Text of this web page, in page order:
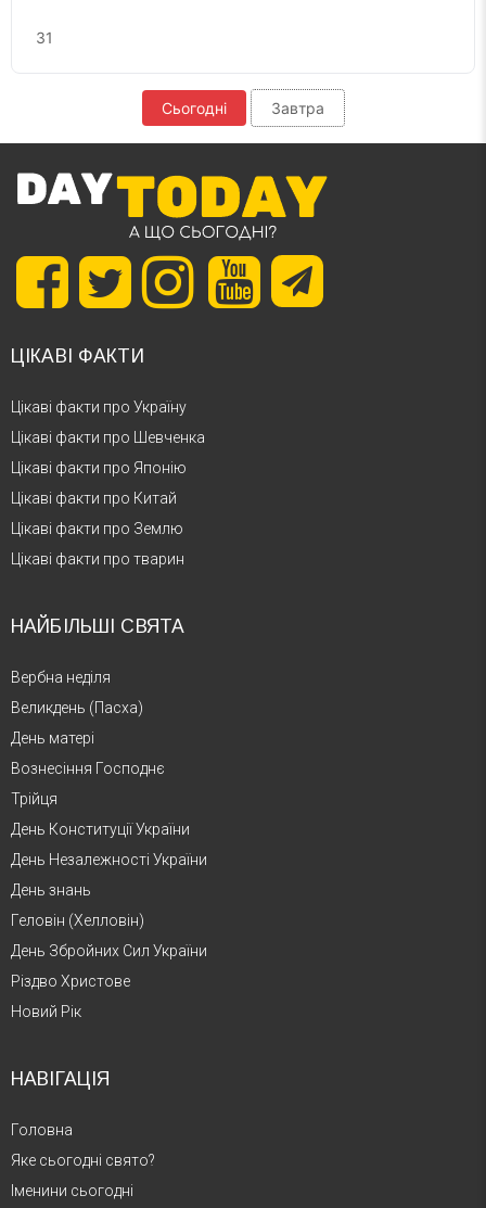
31
Сьогодні Завтра
ЦІКАВІ ФАКТИ
Цікаві факти про Україну
Цікаві факти про Шевченка
Цікаві факти про Японію
Цікаві факти про Китай
Цікаві факти про Землю
Цікаві факти про тварин
НАЙБІЛЬШІ СВЯТА
Вербна неділя
Великдень (Пасха)
День матері
Вознесіння Господнє
Трійця
День Конституції України
День Незалежності України
День знань
Геловін (Хелловін)
День Збройних Сил України
Різдво Христове
Новий Рік
НАВІГАЦІЯ
Головна
Яке сьогодні свято?
Іменини сьогодні